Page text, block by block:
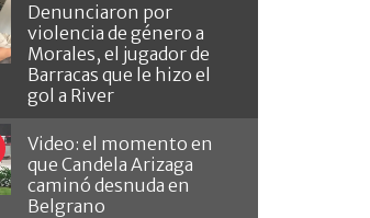
Denunciaron por
violencia de género a
Morales, el jugador de
Barracas que le hizo el
gol a River
Video: el momento en
que Candela Arizaga
caminó desnuda en
Belgrano